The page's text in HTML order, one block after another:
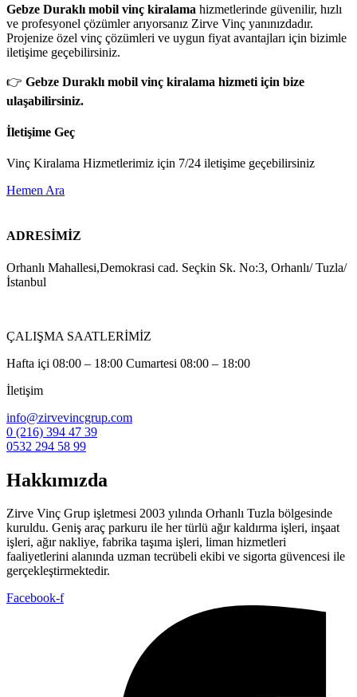
Gebze Duraklı mobil vinç kiralama hizmetlerinde güvenilir, hızlı
ve profesyonel çözümler arıyorsanız Zirve Vinç yanınızdadır.
Projenize özel vinç çözümleri ve uygun fiyat avantajları için bizimle
iletişime geçebilirsiniz.
👉 Gebze Duraklı mobil vinç kiralama hizmeti için bize
ulaşabilirsiniz.
İletişime Geç
Vinç Kiralama Hizmetlerimiz için 7/24 iletişime geçebilirsiniz
Hemen Ara
ADRESİMİZ
Orhanlı Mahallesi,Demokrasi cad. Seçkin Sk. No:3, Orhanlı/ Tuzla/
İstanbul
ÇALIŞMA SAATLERİMİZ
Hafta içi 08:00 – 18:00 Cumartesi 08:00 – 18:00
İletişim
info@zirvevincgrup.com
0 (216) 394 47 39
0532 294 58 99
Hakkımızda
Zirve Vinç Grup işletmesi 2003 yılında Orhanlı Tuzla bölgesinde
kuruldu. Geniş araç parkuru ile her türlü ağır kaldırma işleri, inşaat
işleri, ağır nakliye, fabrika taşıma işleri, liman hizmetleri
faaliyetlerini alanında uzman tecrübeli ekibi ve sigorta güvencesi ile
gerçekleştirmektedir.
Facebook-f